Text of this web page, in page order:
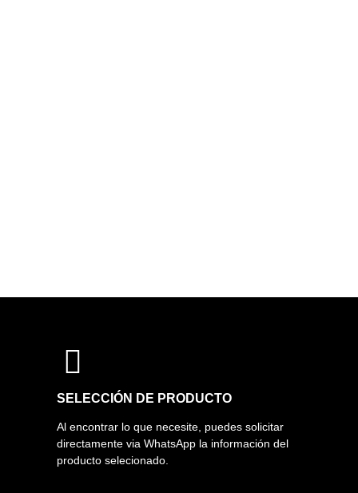
SELECCIÓN DE PRODUCTO
Al encontrar lo que necesite, puedes solicitar
directamente via WhatsApp la información del
producto selecionado.